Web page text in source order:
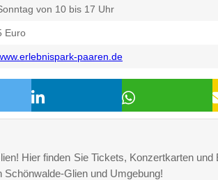
von 10 bis 17 Uhr
Euro
paaren.de
Hier finden Sie Tickets, Konzertkarten und
Glien und Umgebung!